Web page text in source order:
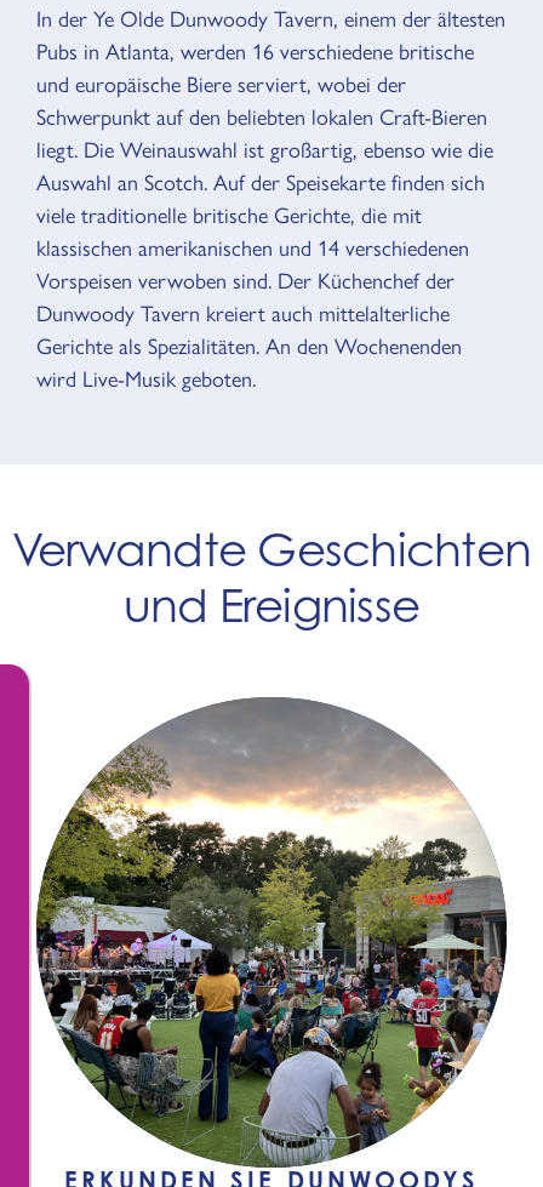
ÜBERSICHT
In der Ye Olde Dunwoody Tavern, einem der ältesten
Pubs in Atlanta, werden 16 verschiedene britische
und europäische Biere serviert, wobei der
Schwerpunkt auf den beliebten lokalen Craft-Bieren
liegt. Die Weinauswahl ist großartig, ebenso wie die
Auswahl an Scotch. Auf der Speisekarte finden sich
viele traditionelle britische Gerichte, die mit
klassischen amerikanischen und 14 verschiedenen
Vorspeisen verwoben sind. Der Küchenchef der
Dunwoody Tavern kreiert auch mittelalterliche
Gerichte als Spezialitäten. An den Wochenenden
wird Live-Musik geboten.
Verwandte Geschichten
und Ereignisse
ERKUNDEN SIE DUNWOODYS